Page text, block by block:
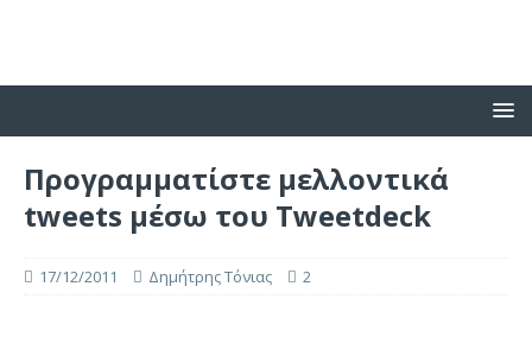
Προγραμματίστε μελλοντικά
tweets μέσω του Tweetdeck
17/12/2011 Δημήτρης Τόνιας 2